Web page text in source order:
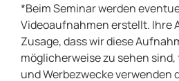
*Beim Seminar werden
Videoaufnahmen erstellt. Ihre
Zusage, dass wir diese
möglicherweise zu sehen
und Werbezwecke verwenden